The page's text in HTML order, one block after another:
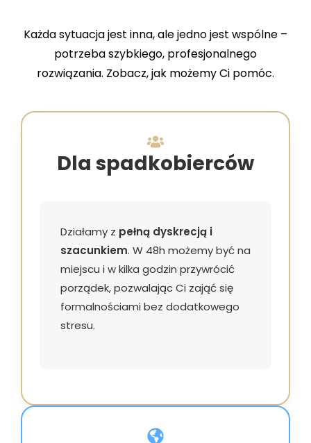
Każda sytuacja jest inna, ale jedno jest wspólne –
potrzeba szybkiego, profesjonalnego
rozwiązania. Zobacz, jak możemy Ci pomóc.
Dla spadkobierców
Działamy z pełną dyskrecją i
szacunkiem. W 48h możemy być na
miejscu i w kilka godzin przywrócić
porządek, pozwalając Ci zająć się
formalnościami bez dodatkowego
stresu.